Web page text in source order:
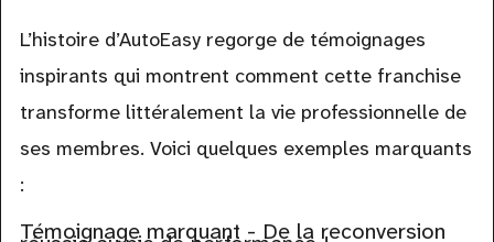
L’histoire d’AutoEasy regorge de témoignages
inspirants qui montrent comment cette franchise
transforme littéralement la vie professionnelle de
ses membres. Voici quelques exemples marquants
:
Témoignage marquant - De la reconversion